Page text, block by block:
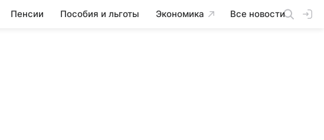
Пенсии Пособия и льготы Экономика Все новости